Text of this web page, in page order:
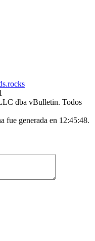
dba vBulletin. Todos
fue generada en 12:45:48.